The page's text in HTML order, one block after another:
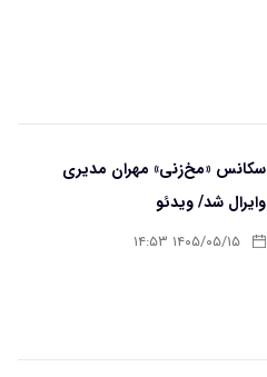
سکانس «مخ‌زنی» مهران مدیری
وایرال شد/ ویدئو
۱۴۰۵/۰۵/۱۵ ۱۴:۵۳